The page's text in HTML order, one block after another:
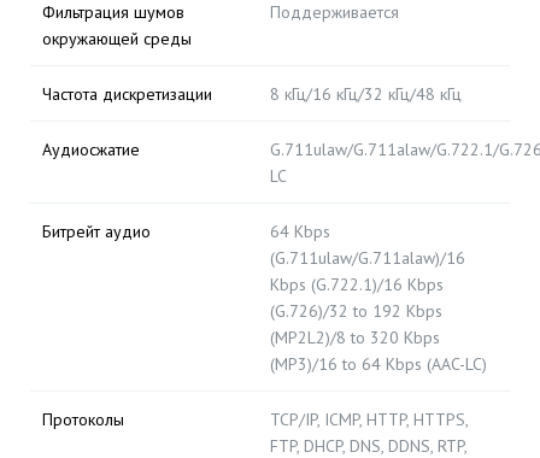
Фильтрация шумов
окружающей среды
Поддерживается
Частота дискретизации 8 кГц/16 кГц/32 кГц/48 кГц
Аудиосжатие
G.711ulaw/G.711alaw/G.722.1/
LC
Битрейт аудио
64 Kbps
(G.711ulaw/G.711alaw)/16
Kbps (G.722.1)/16 Kbps
(G.726)/32 to 192 Kbps
(MP2L2)/8 to 320 Kbps
(MP3)/16 to 64 Kbps (AAC-LC)
Протоколы
TCP/IP, ICMP, HTTP, HTTPS,
FTP, DHCP, DNS, DDNS, RTP,